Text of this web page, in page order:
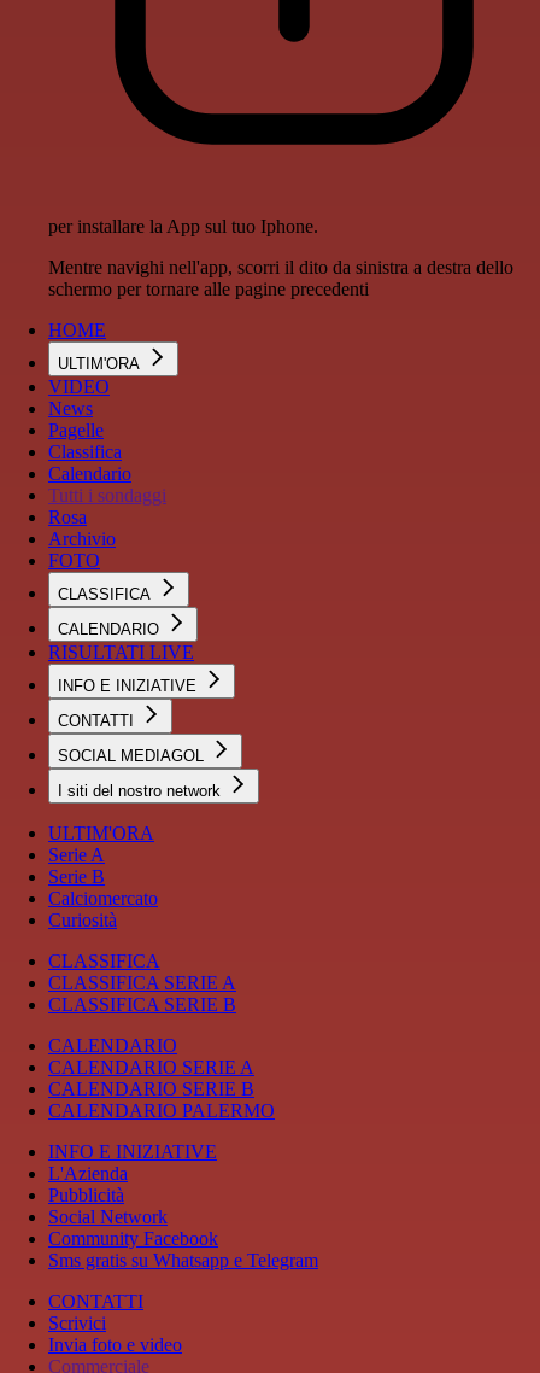
per installare la App sul tuo Iphone.
Mentre navighi nell'app, scorri il dito da sinistra a destra dello
schermo per tornare alle pagine precedenti
HOME
ULTIM'ORA
VIDEO
News
Pagelle
Classifica
Calendario
Tutti i sondaggi
Rosa
Archivio
FOTO
CLASSIFICA
CALENDARIO
RISULTATI LIVE
INFO E INIZIATIVE
CONTATTI
SOCIAL MEDIAGOL
I siti del nostro network
ULTIM'ORA
Serie A
Serie B
Calciomercato
Curiosità
CLASSIFICA
CLASSIFICA SERIE A
CLASSIFICA SERIE B
CALENDARIO
CALENDARIO SERIE A
CALENDARIO SERIE B
CALENDARIO PALERMO
INFO E INIZIATIVE
L'Azienda
Pubblicità
Social Network
Community Facebook
Sms gratis su Whatsapp e Telegram
CONTATTI
Scrivici
Invia foto e video
Commerciale